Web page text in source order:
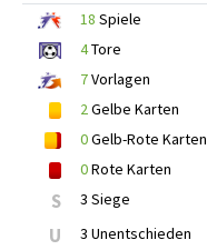
18 Spiele
4Tore
7Vorlagen
2Gelbe Karten
0Gelb-Rote Karten
0Rote Karten
S 3 Siege
U 3 Unentschieden